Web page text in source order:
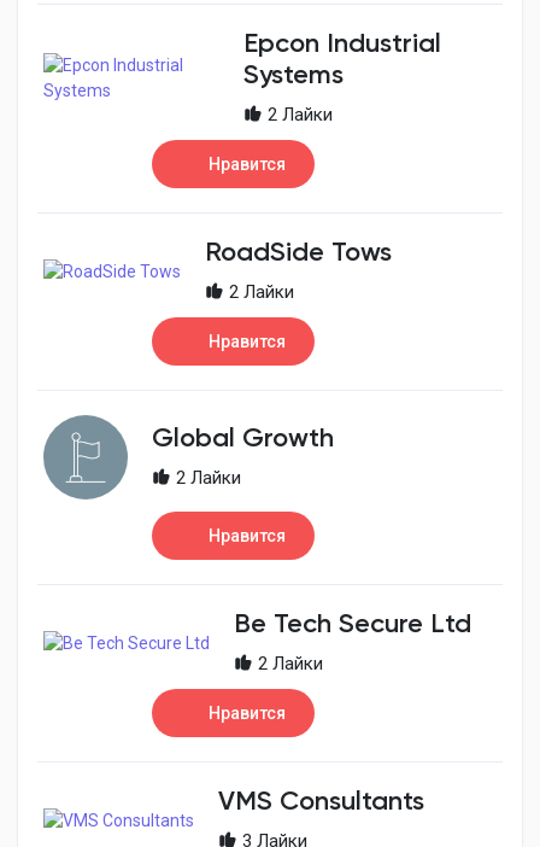
Epcon Industrial
Systems
2 Лайки
Нравится
RoadSide Tows
2 Лайки
Нравится
Global Growth
2 Лайки
Нравится
Be Tech Secure Ltd
2 Лайки
Нравится
VMS Consultants
3 Лайки